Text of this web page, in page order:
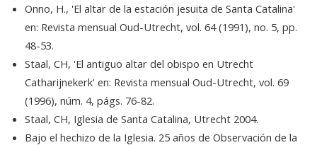
Onno, H., 'El altar de la estación jesuita de Santa Catalina'
en: Revista mensual Oud-Utrecht, vol. 64 (1991), no. 5, pp.
48-53.
Staal, CH, 'El antiguo altar del obispo en Utrecht
Catharijnekerk' en: Revista mensual Oud-Utrecht, vol. 69
(1996), núm. 4, págs. 76-82.
Staal, CH, Iglesia de Santa Catalina, Utrecht 2004.
Bajo el hechizo de la Iglesia. 25 años de Observación de la